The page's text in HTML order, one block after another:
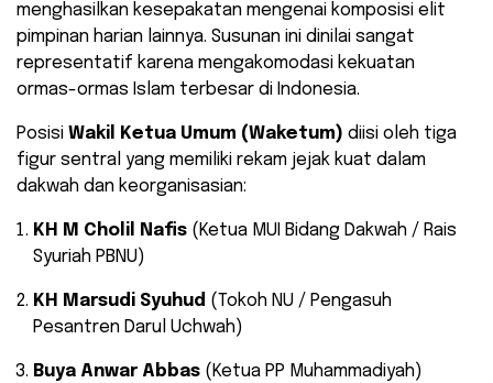
menghasilkan kesepakatan mengenai komposisi elit
pimpinan harian lainnya. Susunan ini dinilai sangat
representatif karena mengakomodasi kekuatan
ormas-ormas Islam terbesar di Indonesia.
Posisi Wakil Ketua Umum (Waketum) diisi oleh tiga
figur sentral yang memiliki rekam jejak kuat dalam
dakwah dan keorganisasian:
KH M Cholil Nafis (Ketua MUI Bidang Dakwah / Rais
Syuriah PBNU)
KH Marsudi Syuhud (Tokoh NU / Pengasuh
Pesantren Darul Uchwah)
Buya Anwar Abbas (Ketua PP Muhammadiyah)